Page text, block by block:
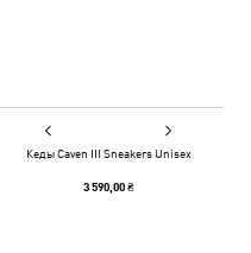
Кеды Caven III Sneakers Unisex
3 590,00 ₴